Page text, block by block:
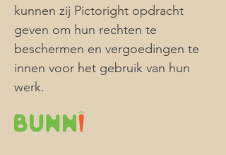
kunnen zij Pictoright opdracht
geven om hun rechten te
beschermen en vergoedingen te
innen voor het gebruik van hun
werk.